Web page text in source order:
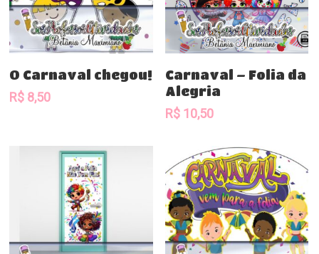
Comprar
O Carnaval chegou!
R$ 8,50
Comprar
Carnaval – Folia da
Alegria
R$10,50